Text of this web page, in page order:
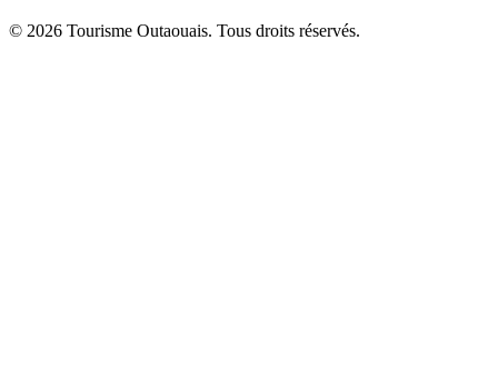
© 2026 Tourisme Outaouais. Tous droits réservés.